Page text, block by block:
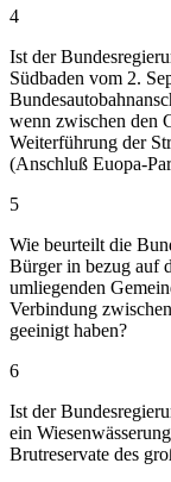
4
Ist der
Südbaden vom 2.
wenn zwischen den
Weiterführung der
(Anschluß Euopa-
5
Wie beurteilt die
Bürger in bezug auf
umliegenden
Verbindung
geeinigt haben?
6
Ist der
ein
Brutreservate des